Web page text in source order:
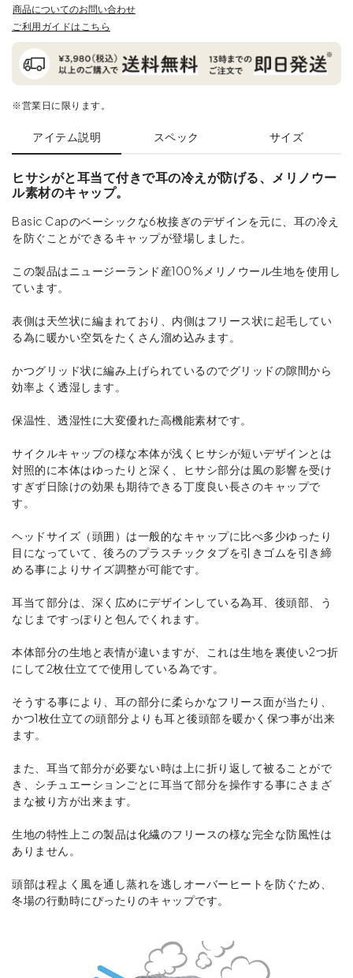
商品についてのお問い合わせ
ご利用ガイドはこちら
※営業日に限ります。
アイテム説明 スペック サイズ
ヒサシがと耳当て付きで耳の冷えが防げる、メリノウー
ル素材のキャップ。
Basic Capのベーシックな6枚接ぎのデザインを元に、耳の冷え
を防ぐことができるキャップが登場しました。
この製品はニュージーランド産100%メリノウール生地を使用し
ています。
表側は天竺状に編まれており、内側はフリース状に起毛してい
る為に暖かい空気をたくさん溜め込みます。
かつグリッド状に編み上げられているのでグリッドの隙間から
効率よく透湿します。
保温性、透湿性に大変優れた高機能素材です。
サイクルキャップの様な本体が浅くヒサシが短いデザインとは
対照的に本体はゆったりと深く、ヒサシ部分は風の影響を受け
すぎず日除けの効果も期待できる丁度良い長さのキャップで
す。
ヘッドサイズ（頭囲）は一般的なキャップに比べ多少ゆったり
目になっていて、後ろのプラスチックタブを引きゴムを引き締
める事によりサイズ調整が可能です。
耳当て部分は、深く広めにデザインしている為耳、後頭部、う
なじまですっぽりと包んでくれます。
本体部分の生地と表情が違いますが、これは生地を裏使い2つ折
にして2枚仕立てで使用している為です。
そうする事により、耳の部分に柔らかなフリース面が当たり、
かつ1枚仕立ての頭部分よりも耳と後頭部を暖かく保つ事が出来
ます。
また、耳当て部分が必要ない時は上に折り返して被ることがで
き、シチュエーションごとに耳当て部分を操作する事にさまざ
まな被り方が出来ます。
生地の特性上この製品は化繊のフリースの様な完全な防風性は
ありません。
頭部は程よく風を通し蒸れを逃しオーバーヒートを防ぐため、
冬場の行動時にぴったりのキャップです。